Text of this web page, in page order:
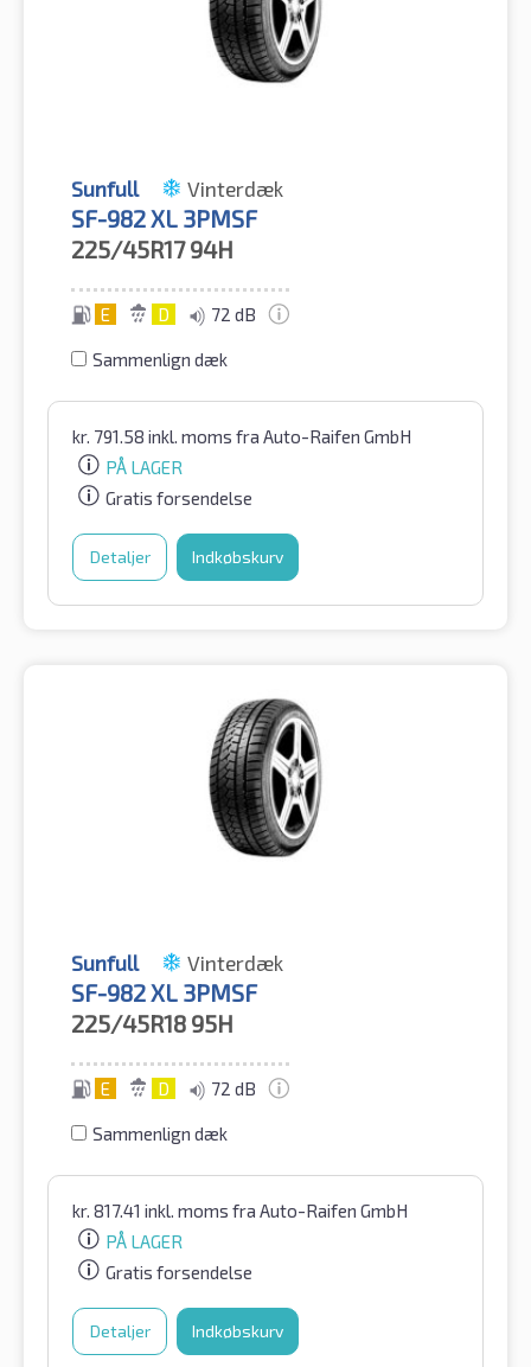
Sunfull Vinterdæk
SF-982 XL 3PMSF
225/45R17 94H
E D 72 dB
Sammenlign dæk
kr. 791.58 inkl. moms fra Auto-Raifen GmbH
PÅ LAGER
Gratis forsendelse
Detaljer Indkøbskurv
Sunfull Vinterdæk
SF-982 XL 3PMSF
225/45R18 95H
E D 72 dB
Sammenlign dæk
kr. 817.41 inkl. moms fra Auto-Raifen GmbH
PÅ LAGER
Gratis forsendelse
Detaljer Indkøbskurv